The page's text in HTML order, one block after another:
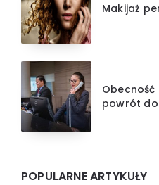
Makijaż
Obecność
powrót
POPULARNE ARTYKUŁY